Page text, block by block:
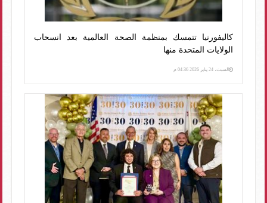
كاليفورنيا تتمسك بمنظمة الصحة العالمية بعد انسحاب
الولايات المتحدة منها
السبت، 24 يناير 2026 04:36 م